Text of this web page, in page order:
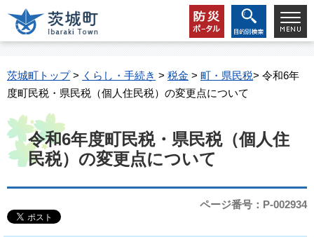
茨城町トップ> くらし・手続き > 税金 > 町・県民税> 令和6年
度町民税・県民税（個人住民税）の変更点について
令和6年度町民税・県民税（個人住
民税）の変更点について
ページ番号：P-002934